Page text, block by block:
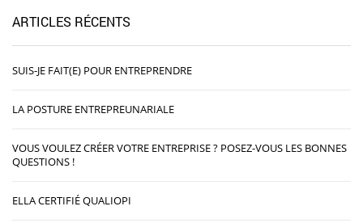
ARTICLES RÉCENTS
SUIS-JE FAIT(E) POUR ENTREPRENDRE
LA POSTURE ENTREPREUNARIALE
VOUS VOULEZ CRÉER VOTRE ENTREPRISE ? POSEZ-VOUS LES BONNES
QUESTIONS !
ELLA CERTIFIÉ QUALIOPI